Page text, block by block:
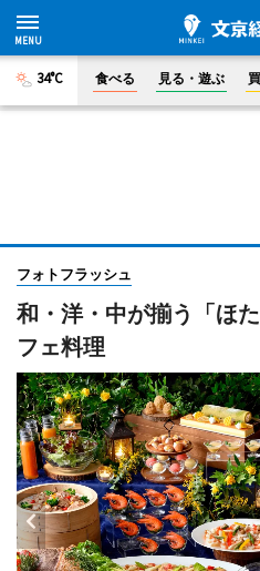
34°C 食べる 見る・遊ぶ
フォトフラッシュ
和・洋・中が揃う「ほ
フェ料理